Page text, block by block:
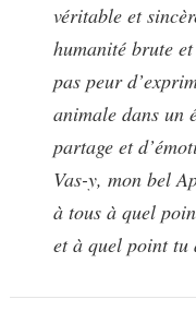
véritable et
humanité brute
pas peur
animale dans un
partage et
Vas-y, mon bel
à tous à quel
et à quel point tu